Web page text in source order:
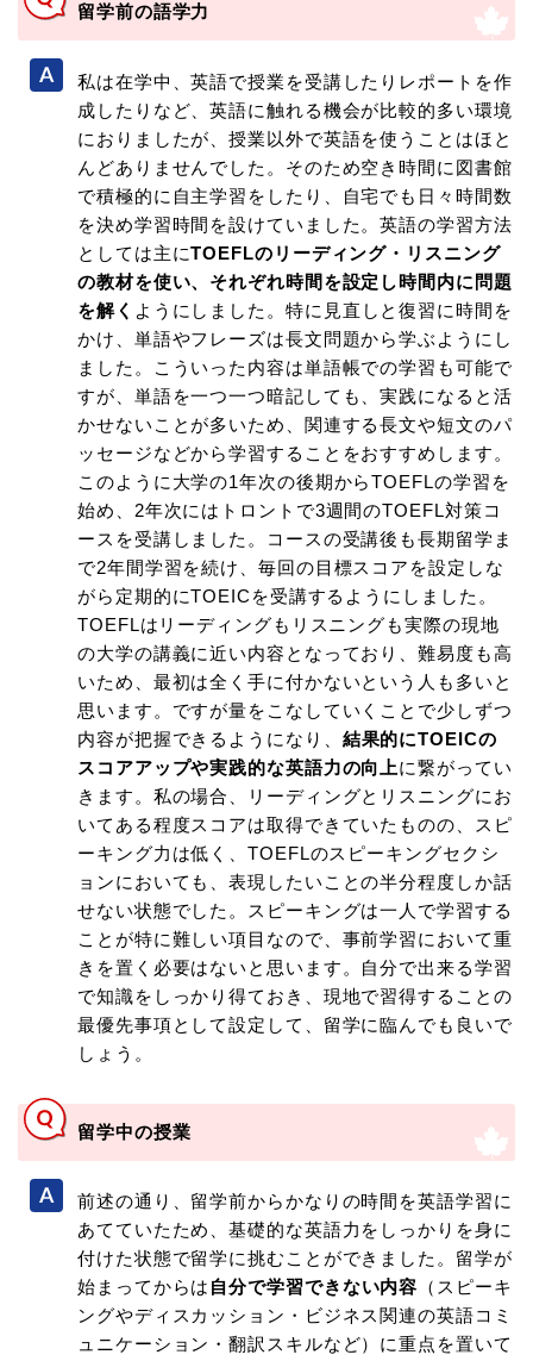
留学前の語学力
私は在学中、英語で授業を受講したりレポートを作
成したりなど、英語に触れる機会が比較的多い環境
におりましたが、授業以外で英語を使うことはほと
んどありませんでした。そのため空き時間に図書館
で積極的に自主学習をしたり、自宅でも日々時間数
を決め学習時間を設けていました。英語の学習方法
としては主にTOEFLのリーディング・リスニング
の教材を使い、それぞれ時間を設定し時間内に問題
を解く ようにしました。特に見直しと復習に時間を
かけ、単語やフレーズは長文問題から学ぶようにし
ました。こういった内容は単語帳での学習も可能で
すが、単語を一つ一つ暗記しても、実践になると活
かせないことが多いため、関連する長文や短文のパ
ッセージなどから学習することをおすすめします。
このように大学の1年次の後期からTOEFLの学習を
始め、2年次にはトロントで3週間のTOEFL対策コ
ースを受講しました。コースの受講後も長期留学ま
で2年間学習を続け、毎回の目標スコアを設定しな
がら定期的にTOEICを受講するようにしました。
TOEFLはリーディングもリスニングも実際の現地
の大学の講義に近い内容となっており、難易度も高
いため、最初は全く手に付かないという人も多いと
思います。ですが量をこなしていくことで少しずつ
内容が把握できるようになり、 結果的にTOEICの
スコアアップや実践的な英語力の向上に繋がってい
きます。私の場合、リーディングとリスニングにお
いてある程度スコアは取得できていたものの、スピ
ーキング力は低く、TOEFLのスピーキングセクシ
ョンにおいても、表現したいことの半分程度しか話
せない状態でした。スピーキングは一人で学習する
ことが特に難しい項目なので、事前学習において重
きを置く必要はないと思います。自分で出来る学習
で知識をしっかり得ておき、現地で習得することの
最優先事項として設定して、留学に臨んでも良いで
しょう。
留学中の授業
前述の通り、留学前からかなりの時間を英語学習に
あてていたため、基礎的な英語力をしっかりを身に
付けた状態で留学に挑むことができました。留学が
始まってからは 自分で学習できない内容 （スピーキ
ングやディスカッション・ビジネス関連の英語コミ
ュニケーション・翻訳スキルなど）に重点を置いて